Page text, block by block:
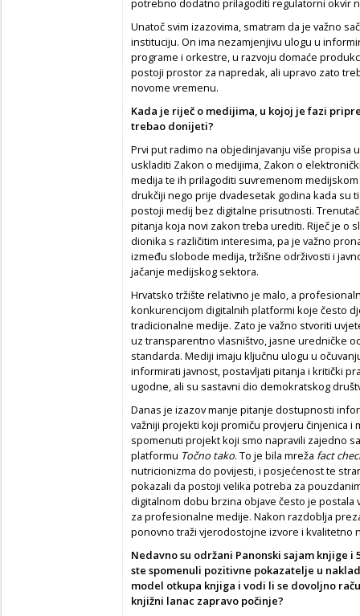
potrebno dodatno prilagoditi regulatorni okvir
Unatoč svim izazovima, smatram da je važno
instituciju. On ima nezamjenjivu ulogu u
programe i orkestre, u razvoju domaće
postoji prostor za napredak, ali upravo zato
novome vremenu.
Kada je riječ o medijima, u kojoj je fazi
trebao donijeti?
Prvi put radimo na objedinjavanju više propisa
uskladiti Zakon o medijima, Zakon o
medija te ih prilagoditi suvremenom
drukčiji nego prije dvadesetak godina kada su
postoji medij bez digitalne prisutnosti.
pitanja koja novi zakon treba urediti. Riječ je o
dionika s različitim interesima, pa je važno
između slobode medija, tržišne održivosti i
jačanje medijskog sektora.
Hrvatsko tržište relativno je malo, a
konkurencijom digitalnih platformi koje često
tradicionalne medije. Zato je važno stvoriti
uz transparentno vlasništvo, jasne uredničke
standarda. Mediji imaju ključnu ulogu u
informirati javnost, postavljati pitanja i kritički
ugodne, ali su sastavni dio demokratskog
Danas je izazov manje pitanje dostupnosti
važniji projekti koji promiču provjeru činjenica i
spomenuti projekt koji smo napravili zajedno
platformu Točno tako. To je bila mreža fact
nutricionizma do povijesti, i posjećenost te
pokazali da postoji velika potreba za
digitalnom dobu brzina objave često je postala
za profesionalne medije. Nakon razdoblja
ponovno traži vjerodostojne izvore i kvalitetno
Nedavno su održani Panonski sajam knjige i
ste spomenuli pozitivne pokazatelje u
model otkupa knjiga i vodi li se dovoljno
knjižni lanac zapravo počinje?